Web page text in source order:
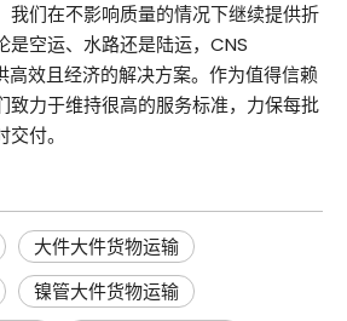
我们在不影响质量的情况下继续提供折
是空运、水路还是陆运，CNS
高效且经济的解决方案。作为值得信赖
致力于维持很高的服务标准，力保每批
付。
大件大件货物运输
镍管大件货物运输